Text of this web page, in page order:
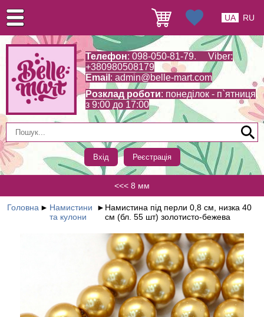
Телефон: 098-050-81-79. Viber:
+380980508179
Email : admin@belle-mart.com
Розклад роботи: понеділок - п`ятниця
з 9:00 до 17:00
Вхід Реєстрація
UA RU
<<< 8 мм
Головна ► Намистини
та кулони
► Намистина під перли 0,8 см, низка 40
см (бл. 55 шт) золотисто-бежева